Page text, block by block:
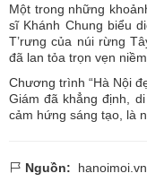
Một trong những
sĩ Khánh Chung biểu
T’rưng của núi rừng
đã lan tỏa trọn vẹn
Chương trình “Hà Nội
Giám đã khẳng định,
cảm hứng sáng tạo, là
Nguồn: hanoimoi.vn